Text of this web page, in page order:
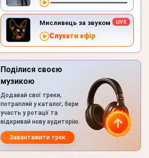
Мисливець за звуком
Слухати ефір
Поділися своєю
музикою
Додавай свої треки,
потрапляй у каталог, бери
участь у ротації та
відкривай нову аудиторію.
Завантажити трек